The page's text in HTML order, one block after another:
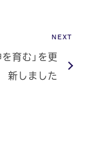
NEXT
育む」を更
新しました